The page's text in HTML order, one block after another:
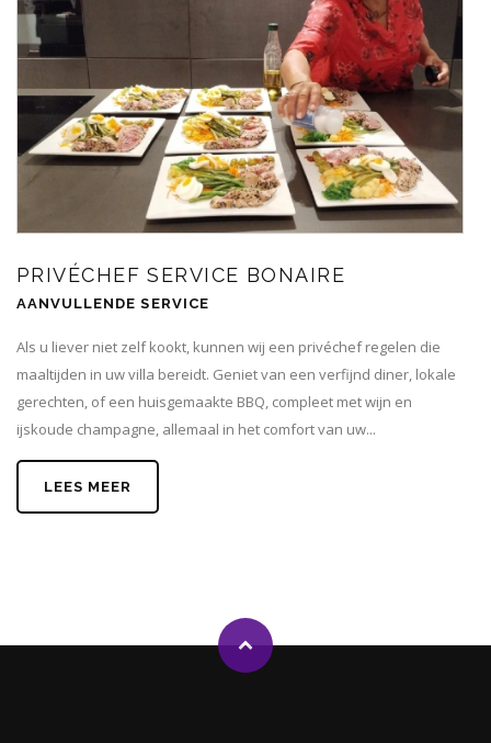
PRIVÉCHEF SERVICE BONAIRE
AANVULLENDE SERVICE
Als u liever niet zelf kookt, kunnen wij een privéchef regelen die
maaltijden in uw villa bereidt. Geniet van een verfijnd diner, lokale
gerechten, of een huisgemaakte BBQ, compleet met wijn en
ijskoude champagne, allemaal in het comfort van uw...
LEES MEER